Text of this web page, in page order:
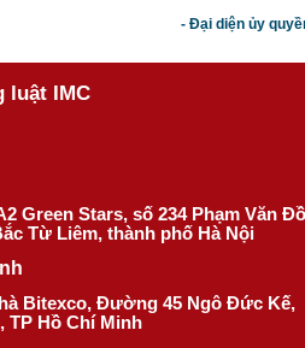
- Đại diện ủy
luật IMC
Green Stars, số 234 Phạm Văn
Từ Liêm, thành phố Hà Nội
Bitexco, Đường 45 Ngô Đức Kế,
TP Hồ Chí Minh